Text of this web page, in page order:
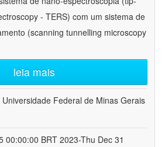
- TERS) com um sistema de
(scanning tunnelling microscopy
leia mais
Universidade Federal de Minas Gerais
00:00:00 BRT 2023-Thu Dec 31